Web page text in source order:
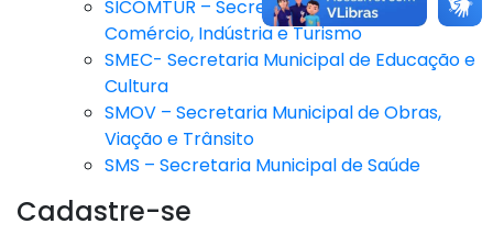
SICOMTUR – Secretaria Municipal de
Comércio, Indústria e Turismo
SMEC- Secretaria Municipal de Educação e
Cultura
SMOV – Secretaria Municipal de Obras,
Viação e Trânsito
SMS – Secretaria Municipal de Saúde
Cadastre-se